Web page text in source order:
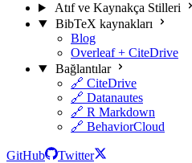
Atıf ve Kaynakça Stilleri
BibTeX kaynakları
Blog
Overleaf + CiteDrive
Bağlantılar
🔗 CiteDrive
🔗 Datanautes
🔗 R Markdown
🔗 BehaviorCloud
GitHub
Twitter